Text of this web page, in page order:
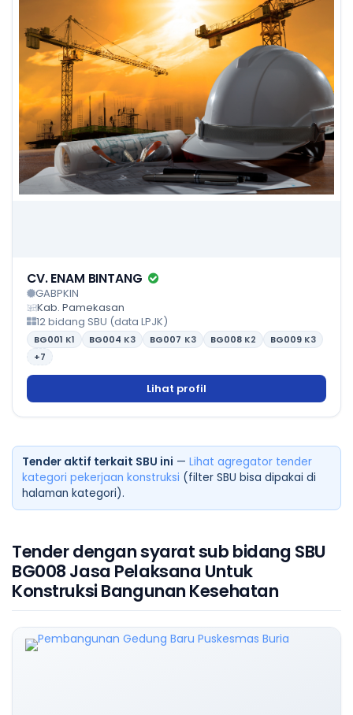
CV. ENAM BINTANG
GABPKIN
Kab. Pamekasan
12 bidang SBU (data LPJK)
BG001 K1 BG004 K3 BG007 K3 BG008 K2 BG009 K3
+7
Lihat profil
Tender aktif terkait SBU ini — Lihat agregator tender
kategori pekerjaan konstruksi (filter SBU bisa dipakai di
halaman kategori).
Tender dengan syarat sub bidang SBU
BG008 Jasa Pelaksana Untuk
Konstruksi Bangunan Kesehatan